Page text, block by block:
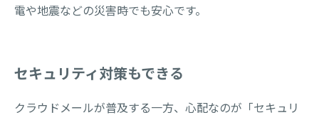
電や地震などの災害時でも安心です。
セキュリティ対策もできる
クラウドメールが普及する一方、心配なのが「セキュリ